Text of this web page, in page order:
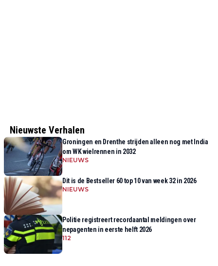
Nieuwste Verhalen
Groningen en Drenthe strijden alleen nog met India
om WK wielrennen in 2032
NIEUWS
Dit is de Bestseller 60 top 10 van week 32 in 2026
NIEUWS
Politie registreert recordaantal meldingen over
nepagenten in eerste helft 2026
112